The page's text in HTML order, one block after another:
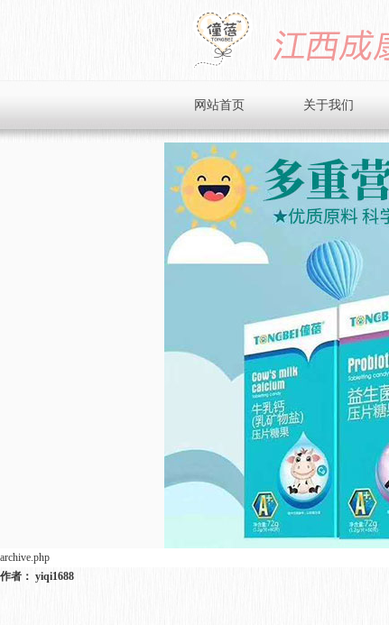
网站首页 关于我们
企业文化
企业风采
招商加盟
在线留言
联系我们
archive.php
作者： yiqi1688